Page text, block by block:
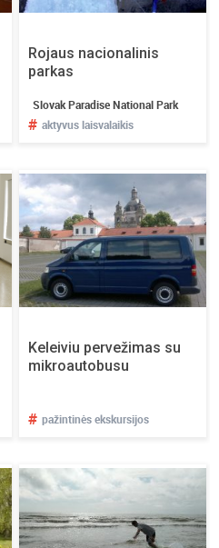
Rojaus nacionalinis
parkas
Slovak Paradise National Park
# aktyvus laisvalaikis
Keleiviu pervežimas su
mikroautobusu
# pažintinės ekskursijos